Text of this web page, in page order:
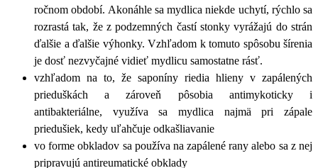
ročnom období. Akonáhle sa mydlica niekde uchytí, rýchlo sa
rozrastá tak, že z podzemných častí stonky vyrážajú do strán
ďalšie a ďalšie výhonky. Vzhľadom k tomuto spôsobu šírenia
je dosť nezvyčajné vidieť mydlicu samostatne rásť.
vzhľadom na to, že saponíny riedia hlieny v zapálených
prieduškách a zároveň pôsobia antimykoticky i
antibakteriálne, využíva sa mydlica najmä pri zápale
priedušiek, kedy uľahčuje odkašliavanie
vo forme obkladov sa používa na zapálené rany alebo sa z nej
pripravujú antireumatické obklady